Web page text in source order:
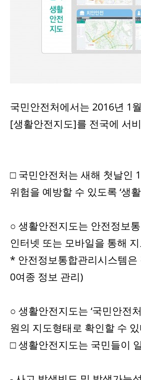
국민안전처에서는 2016년 1
[생활안전지도]를 전국에 서
□ 국민안전처는 새해 첫날인
위험을 예방할 수 있도록 ‘생
○ 생활안전지도는 안전정보
인터넷 또는 모바일을 통해
* 안전정보통합관리시스템은
0여종 정보 관리)
○ 생활안전지도는 ‘국민안전
원의 지도형태로 확인할 수
□ 생활안전지도는 국민들이